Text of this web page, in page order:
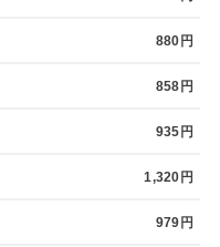
880円
858円
935円
1,320円
979円